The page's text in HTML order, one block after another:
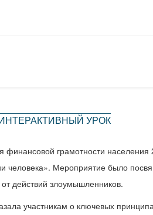
УРОК
грамотности
человека». Мероприятие было
действий злоумышленников.
участникам о ключевых